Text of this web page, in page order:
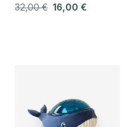
32,00 € 16,00 €